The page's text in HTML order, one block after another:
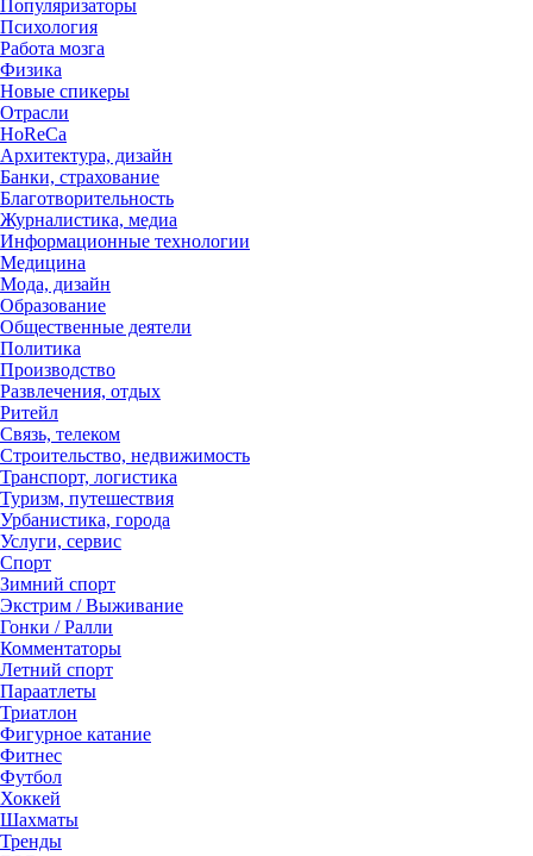
Популяризаторы
Психология
Работа мозга
Физика
Новые спикеры
Отрасли
HoReCa
Архитектура, дизайн
Банки, страхование
Благотворительность
Журналистика, медиа
Информационные технологии
Медицина
Мода, дизайн
Образование
Общественные деятели
Политика
Производство
Развлечения, отдых
Ритейл
Связь, телеком
Строительство, недвижимость
Транспорт, логистика
Туризм, путешествия
Урбанистика, города
Услуги, сервис
Спорт
Зимний спорт
Экстрим / Выживание
Гонки / Ралли
Комментаторы
Летний спорт
Параатлеты
Триатлон
Фигурное катание
Фитнес
Футбол
Хоккей
Шахматы
Тренды